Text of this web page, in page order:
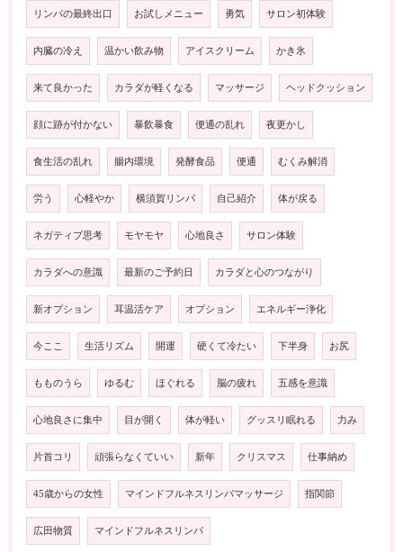
リンパの最終出口 お試しメニュー 勇気 サロン初体験
内臓の冷え 温かい飲み物 アイスクリーム かき氷
来て良かった カラダが軽くなる マッサージ ヘッドクッション
顔に跡が付かない 暴飲暴食 便通の乱れ 夜更かし
食生活の乱れ 腸内環境 発酵食品 便通 むくみ解消
労う 心軽やか 横須賀リンパ 自己紹介 体が戻る
ネガティブ思考 モヤモヤ 心地良さ サロン体験
カラダへの意識 最新のご予約日 カラダと心のつながり
新オプション 耳温活ケア オプション エネルギー浄化
今ここ 生活リズム 開運 硬くて冷たい 下半身 お尻
もものうら ゆるむ ほぐれる 脳の疲れ 五感を意識
心地良さに集中 目が開く 体が軽い グッスリ眠れる 力み
片首コリ 頑張らなくていい 新年 クリスマス 仕事納め
45歳からの女性 マインドフルネスリンパマッサージ 指関節
広田物質 マインドフルネスリンパ